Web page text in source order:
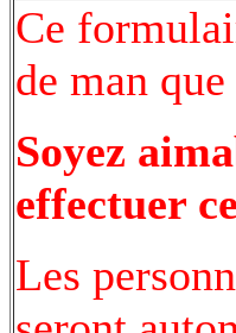
Ce
de man
Soyez
effectuer
Les